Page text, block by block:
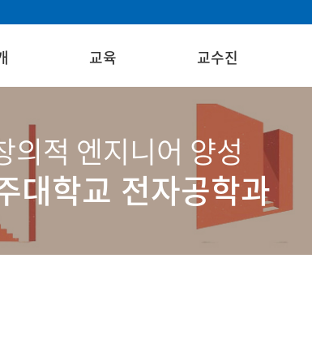
교육 교수진
의적 엔지니어 양성
대학교 전자공학과